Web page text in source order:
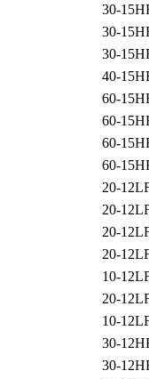
30-
30-
30-
40-
60-
60-
60-
60-
20-
20-
20-
20-
10-
20-
10-
30-
30-